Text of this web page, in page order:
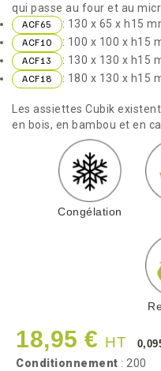
qui passe au four et au
ACF65 : 130 x 65 x h15
ACF10
: 100 x 100 x h15
ACF13
: 130 x 130 x h15
ACF18
: 180 x 130 x h15
Les assiettes Cubik
en bois, en bambou et en
Congélation
18,95 € HT
Conditionnement : 200